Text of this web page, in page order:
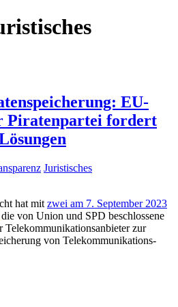
EU-
Piratenpartei fordert
Juristisches
hat mit zwei am 7. September 2023
die von Union und SPD beschlossene
Telekommunikationsanbieter zur
von Telekommunikations-